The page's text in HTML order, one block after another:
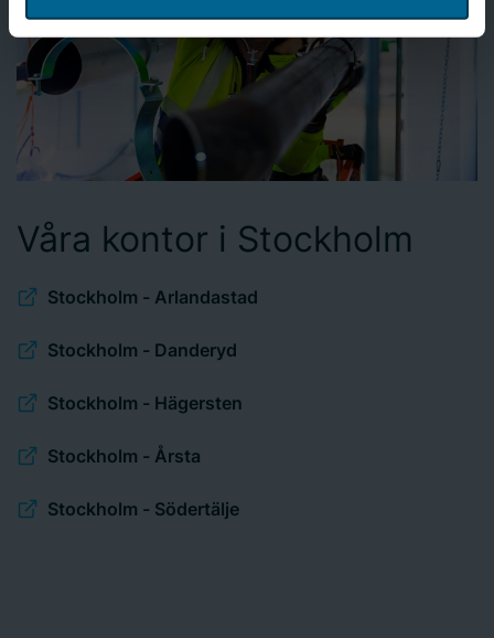
hemsidan. Bravida Holding AB är
personuppgiftsansvarig för cookies och behandlingen av
dina personuppgifter. Läs mer
om användningen av
cookies och läs mer i vår
integritetspolicy
om hur vi
behandlar personuppgifter och hur du kan kontakta oss.
Ange ditt samtyckes-ID och datum för när du kontaktade
Våra kontor i Stockholm
Stockholm - Arlandastad
Stockholm - Danderyd
Stockholm - Hägersten
Stockholm - Årsta
Stockholm - Södertälje